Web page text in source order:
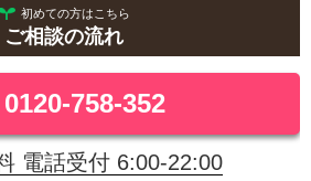
初めての方はこちら
ご相談の流れ
0120-758-352
電話受付 6:00-22:00